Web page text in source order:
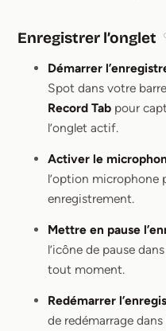
Enregistrer l’onglet
Démarrer
Spot dans votre
Record Tab pour
l’onglet actif.
Activer le
l’option microphone
enregistrement.
Mettre en pause
l’icône de pause
tout moment.
Redémarrer
de redémarrage